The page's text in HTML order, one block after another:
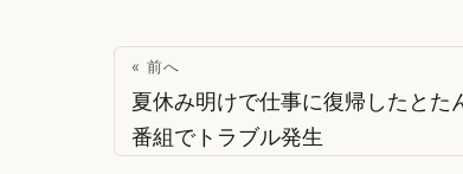
« 前へ
夏休み明けで仕事に復帰したとた
番組でトラブル発生